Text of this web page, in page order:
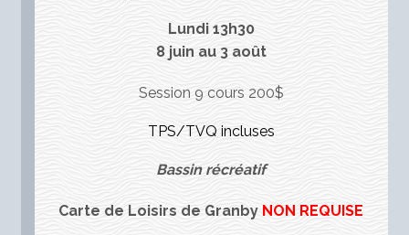
Lundi 13h30
8 juin au 3 août
Session 9 cours 200$
TPS/TVQ incluses
Bassin récréatif
Carte de Loisirs de Granby NON REQUISE